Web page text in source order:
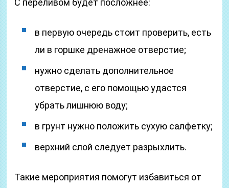
С переливом будет посложнее:
в первую очередь стоит проверить, есть
ли в горшке дренажное отверстие;
нужно сделать дополнительное
отверстие, с его помощью удастся
убрать лишнюю воду;
в грунт нужно положить сухую салфетку;
верхний слой следует разрыхлить.
Такие мероприятия помогут избавиться от